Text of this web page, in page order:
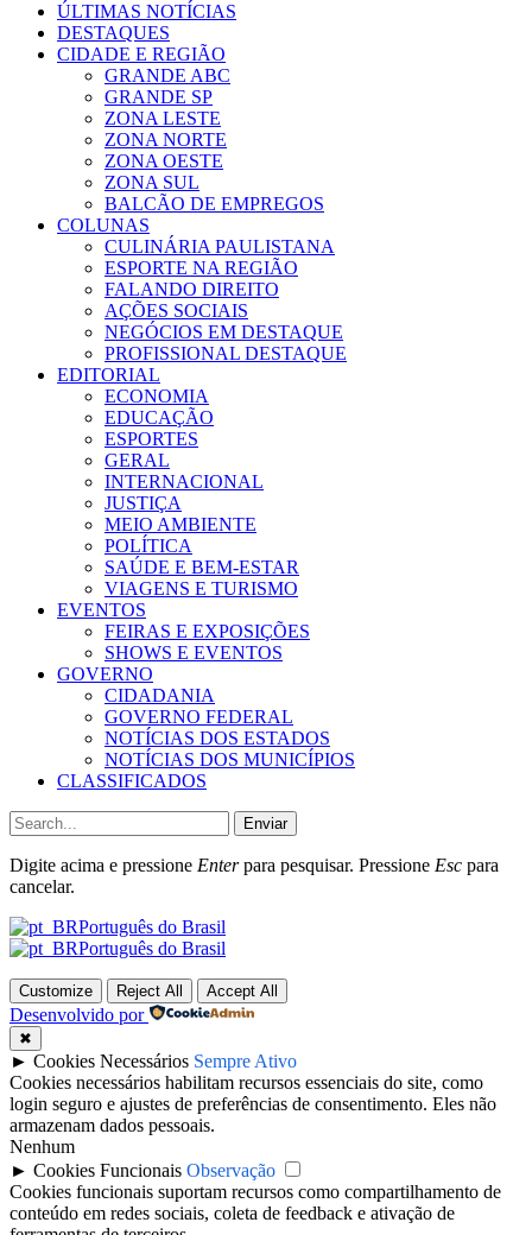
ÚLTIMAS NOTÍCIAS
DESTAQUES
CIDADE E REGIÃO
GRANDE ABC
GRANDE SP
ZONA LESTE
ZONA NORTE
ZONA OESTE
ZONA SUL
BALCÃO DE EMPREGOS
COLUNAS
CULINÁRIA PAULISTANA
ESPORTE NA REGIÃO
FALANDO DIREITO
AÇÕES SOCIAIS
NEGÓCIOS EM DESTAQUE
PROFISSIONAL DESTAQUE
EDITORIAL
ECONOMIA
EDUCAÇÃO
ESPORTES
GERAL
INTERNACIONAL
JUSTIÇA
MEIO AMBIENTE
POLÍTICA
SAÚDE E BEM-ESTAR
VIAGENS E TURISMO
EVENTOS
FEIRAS E EXPOSIÇÕES
SHOWS E EVENTOS
GOVERNO
CIDADANIA
GOVERNO FEDERAL
NOTÍCIAS DOS ESTADOS
NOTÍCIAS DOS MUNICÍPIOS
CLASSIFICADOS
Enviar
Digite acima e pressione Enterpara pesquisar. Pressione Esc para
cancelar.
Português do Brasil
Português do Brasil
Customize Reject All Accept All
Desenvolvido por
✖
► Cookies Necessários Sempre Ativo
Cookies necessários habilitam recursos essenciais do site, como
login seguro e ajustes de preferências de consentimento. Eles não
armazenam dados pessoais.
Nenhum
► Cookies Funcionais Observação
Cookies funcionais suportam recursos como compartilhamento de
conteúdo em redes sociais, coleta de feedback e ativação de